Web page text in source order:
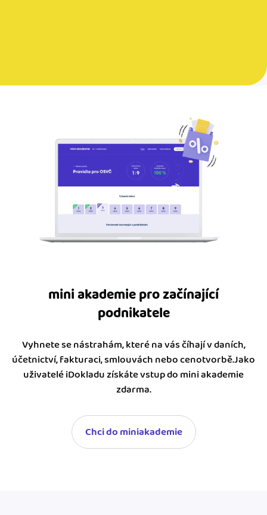
mini akademie pro začínající
podnikatele
Vyhnete se nástrahám, které na vás číhají v daních,
účetnictví, fakturaci, smlouvách nebo cenotvorbě.Jako
uživatelé iDokladu získáte vstup do mini akademie
zdarma.
Chci do miniakademie